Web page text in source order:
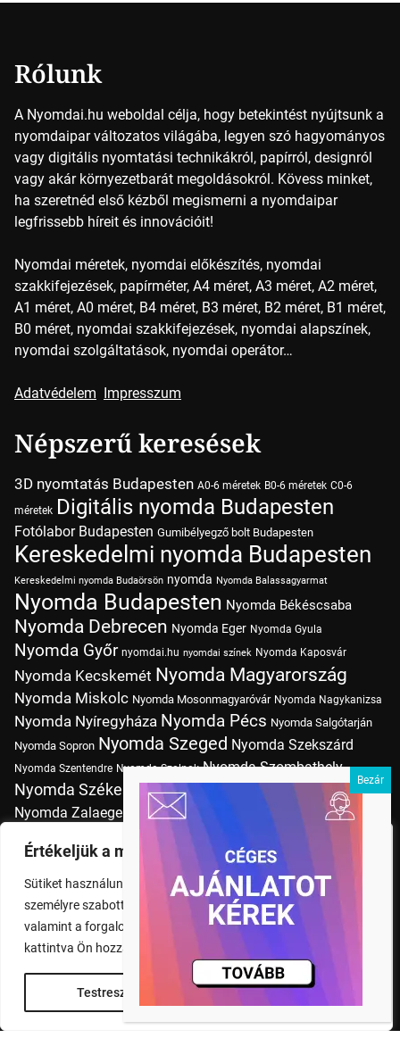
Értékeljük a magánéletét
Sütiket használunk a böngészési élmény fokozására,
személyre szabott hirdetések vagy tartalmak megjelenítésére,
valamint a forgalom elemzésére. A "Mindent elfogad" gombra
kattintva Ön hozzájárul a cookie-k használatához.
Testreszabás Rendben
Rólunk
A Nyomdai.hu weboldal célja, hogy betekintést nyújtsunk a
nyomdaipar változatos világába, legyen szó hagyományos
vagy digitális nyomtatási technikákról, papírról, designról
vagy akár környezetbarát megoldásokról. Kövess minket,
ha szeretnéd első kézből megismerni a nyomdaipar
legfrissebb híreit és innovációit!
Nyomdai méretek, nyomdai előkészítés, nyomdai
szakkifejezések, papírméter, A4 méret, A3 méret, A2 méret,
A1 méret, A0 méret, B4 méret, B3 méret, B2 méret, B1 méret,
B0 méret, nyomdai szakkifejezések, nyomdai alapszínek,
nyomdai szolgáltatások, nyomdai operátor…
Adatvédelem Impresszum
Népszerű keresések
3D nyomtatás Budapesten A0-6 méretek B0-6 méretek C0-6
méretek Digitális nyomda Budapesten
Fotólabor Budapesten Gumibélyegző bolt Budapesten
Kereskedelmi nyomda Budapesten
Kereskedelmi nyomda Budaörsön nyomda Nyomda Balassagyarmat
Nyomda Budapesten Nyomda Békéscsaba
Nyomda Debrecen Nyomda Eger Nyomda Gyula
Nyomda Győr nyomdai.hu nyomdai színek Nyomda Kaposvár
Nyomda Kecskemét Nyomda Magyarország
Nyomda Miskolc Nyomda Mosonmagyaróvár Nyomda Nagykanizsa
Nyomda Nyíregyháza Nyomda Pécs Nyomda Salgótarján
Nyomda Sopron Nyomda Szeged Nyomda Szekszárd
Nyomda Szentendre Nyomda Szolnok Nyomda Szombathely
Nyomda Székesfehérvár Nyomda Tatabánya Nyomda Vác
Nyomda Zalaegerszeg Nyomda Érd nyomtatás
Nyomtatás Budapesten
Pólónyomtatás Budapesten Szitanyomda Budapesten
Tudásbázis